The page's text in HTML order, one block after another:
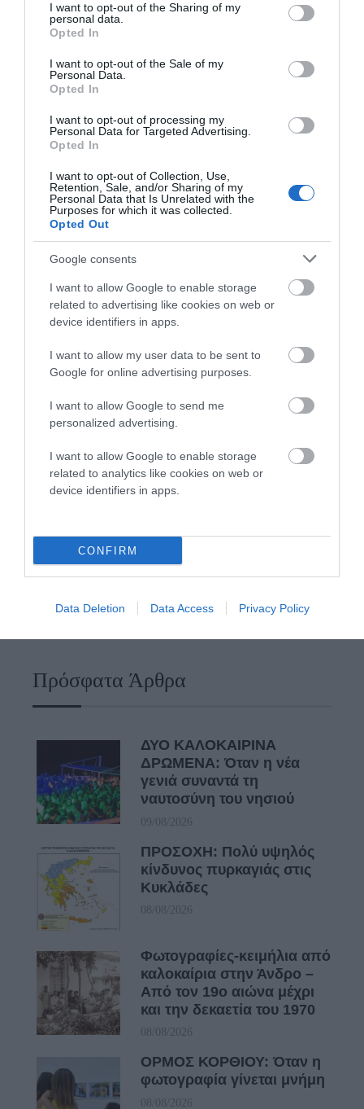
not limited to your visit or usage behaviour. You may click to
grant or deny consent to Google and its third-party tags to
use your data for below specified purposes in below Google
consent section.
I want to opt-out of the Sharing of my
personal data.
Opted In
I want to opt-out of the Sale of my
Personal Data.
Opted In
I want to opt-out of processing my
Personal Data for Targeted Advertising.
Opted In
I want to opt-out of Collection, Use,
Retention, Sale, and/or Sharing of my
Personal Data that Is Unrelated with the
Purposes for which it was collected.
Opted Out
Google consents
I want to allow Google to enable storage
related to advertising like cookies on web or
device identifiers in apps.
I want to allow my user data to be sent to
Google for online advertising purposes.
I want to allow Google to send me
personalized advertising.
I want to allow Google to enable storage
related to analytics like cookies on web or
device identifiers in apps.
CONFIRM
Data Deletion Data Access Privacy Policy
Προτεινόμενα άρθρα
Από τον 19ο αιώνα μέχρι και την δεκαετία του 1970
ΟΡΜΟΣ ΚΟΡΘΙΟΥ: Όταν η φωτογραφία γίνεται μνήμη
ΠΡΟΣΟΧΗ: Πολύ υψηλός κίνδυνος πυρκαγιάς στις
ΧΩΡΟΤΑΞΙΚΟ ΓΙΑ ΤΟΝ ΤΟΥΡΙΣΜΟ: Η φέρουσα
Πρόσφατα Άρθρα
ΔΥΟ ΚΑΛΟΚΑΙΡΙΝΑ
ΔΡΩΜΕΝΑ: Όταν η νέα
γενιά συναντά τη
ναυτοσύνη του νησιού
09/08/2026
ΠΡΟΣΟΧΗ: Πολύ υψηλός
κίνδυνος πυρκαγιάς στις
Κυκλάδες
08/08/2026
Φωτογραφίες-κειμήλια από
καλοκαίρια στην Άνδρο –
Από τον 19ο αιώνα μέχρι
και την δεκαετία του 1970
08/08/2026
ΟΡΜΟΣ ΚΟΡΘΙΟΥ: Όταν η
φωτογραφία γίνεται μνήμη
08/08/2026